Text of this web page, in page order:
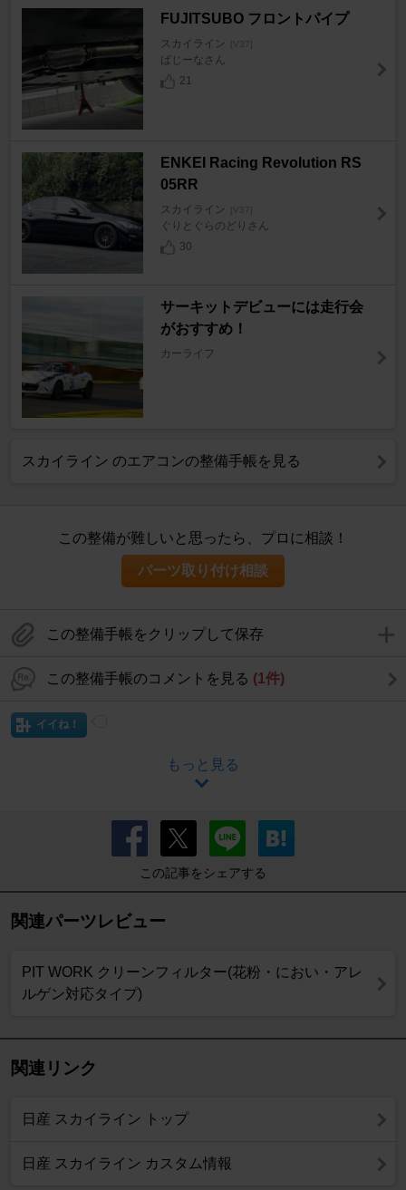
FUJITSUBO フロントパイプ
スカイライン [V37]
ばじーなさん
21
ENKEI Racing Revolution RS
05RR
スカイライン [V37]
ぐりとぐらのどりさん
30
サーキットデビューには走行会
がおすすめ！
カーライフ
スカイライン のエアコンの整備手帳を見る
この整備が難しいと思ったら、プロに相談！
パーツ取り付け相談
この整備手帳をクリップして保存
この整備手帳のコメントを見る (1件)
イイね！
もっと見る
この記事をシェアする
関連パーツレビュー
PIT WORK クリーンフィルター(花粉・におい・アレ
ルゲン対応タイプ)
関連リンク
日産 スカイライン トップ
日産 スカイライン カスタム情報